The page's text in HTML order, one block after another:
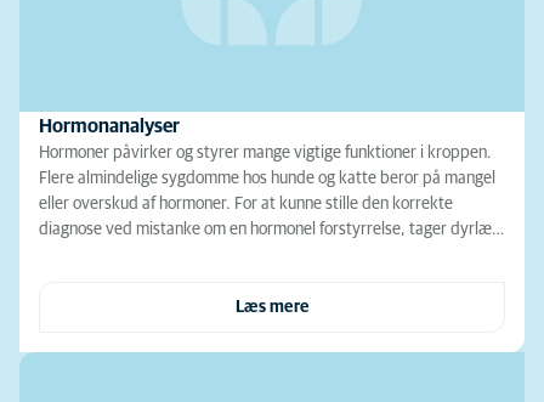
Hormonanalyser
Hormoner påvirker og styrer mange vigtige funktioner i kroppen.
Flere almindelige sygdomme hos hunde og katte beror på mangel
eller overskud af hormoner. For at kunne stille den korrekte
diagnose ved mistanke om en hormonel forstyrrelse, tager dyrlæ…
Læs mere